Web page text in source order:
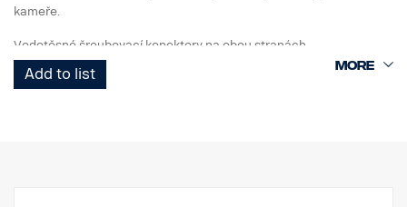
kameře.
Vodotěsné šroubovací konektory na obou stranách.
Add to list